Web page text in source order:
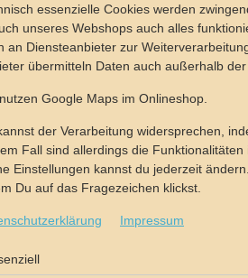
essenzielle Cookies werden
unseres Webshops auch alles
an Diensteanbieter zur
übermitteln Daten auch außerhalb der
Google Maps im Onlineshop.
der Verarbeitung widersprechen,
Fall sind allerdings die
Einstellungen kannst du jederzeit
Du auf das Fragezeichen klickst.
Impressum